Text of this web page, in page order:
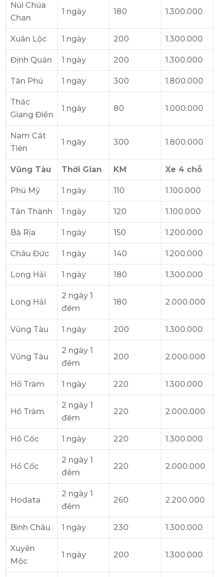
Núi Chúa
Chan
1 ngày 180 1.300.000
Xuân Lộc 1 ngày 200 1.300.000
Định Quán 1 ngày 200 1.300.000
Tân Phú 1 ngày 300 1.800.000
Thác
Giang Điền
1 ngày 80 1.000.000
Nam Cát
Tiên
1 ngày 300 1.800.000
Vũng Tàu Thời Gian KM Xe 4 chỗ
Phú Mỹ 1 ngày 110 1.100.000
Tân Thành 1 ngày 120 1.100.000
Bà Rịa 1 ngày 150 1.200.000
Châu Đức 1 ngày 140 1.200.000
Long Hải 1 ngày 180 1.300.000
Long Hải
2 ngày 1
đêm
180 2.000.000
Vũng Tàu 1 ngày 200 1.300.000
Vũng Tàu
2 ngày 1
đêm
200 2.000.000
Hồ Tràm 1 ngày 220 1.300.000
Hồ Tràm
2 ngày 1
đêm
220 2.000.000
Hồ Cốc 1 ngày 220 1.300.000
Hồ Cốc
2 ngày 1
đêm
220 2.000.000
Hodata
2 ngày 1
đêm
260 2.200.000
Bình Châu 1 ngày 230 1.300.000
Xuyên
Mộc
1 ngày 200 1.300.000